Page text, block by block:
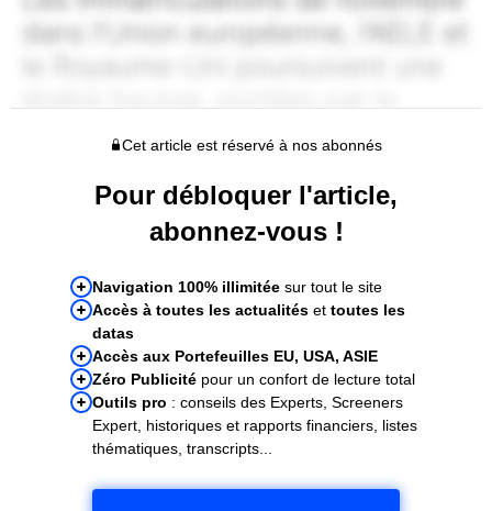
Cet article est réservé à nos abonnés
Pour débloquer l'article,
abonnez-vous !
Navigation 100% illimitée sur tout le site
Accès à toutes les actualités et toutes les
datas
Accès aux Portefeuilles EU, USA, ASIE
Zéro Publicité pour un confort de lecture total
Outils pro : conseils des Experts, Screeners
Expert, historiques et rapports financiers, listes
thématiques, transcripts...